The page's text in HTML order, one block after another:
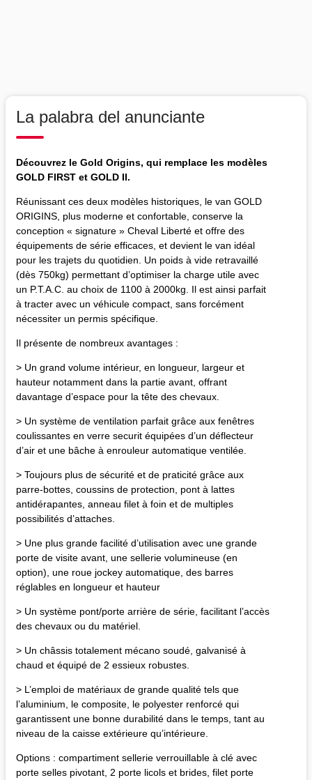
La palabra del anunciante
Découvrez le Gold Origins, qui remplace les modèles
GOLD FIRST et GOLD II.
Réunissant ces deux modèles historiques, le van GOLD
ORIGINS, plus moderne et confortable, conserve la
conception « signature » Cheval Liberté et offre des
équipements de série efficaces, et devient le van idéal
pour les trajets du quotidien. Un poids à vide retravaillé
(dès 750kg) permettant d’optimiser la charge utile avec
un P.T.A.C. au choix de 1100 à 2000kg. Il est ainsi parfait
à tracter avec un véhicule compact, sans forcément
nécessiter un permis spécifique.
Il présente de nombreux avantages :
> Un grand volume intérieur, en longueur, largeur et
hauteur notamment dans la partie avant, offrant
davantage d’espace pour la tête des chevaux.
> Un système de ventilation parfait grâce aux fenêtres
coulissantes en verre securit équipées d’un déflecteur
d’air et une bâche à enrouleur automatique ventilée.
> Toujours plus de sécurité et de praticité grâce aux
parre-bottes, coussins de protection, pont à lattes
antidérapantes, anneau filet à foin et de multiples
possibilités d’attaches.
> Une plus grande facilité d’utilisation avec une grande
porte de visite avant, une sellerie volumineuse (en
option), une roue jockey automatique, des barres
réglables en longueur et hauteur
> Un système pont/porte arrière de série, facilitant l’accès
des chevaux ou du matériel.
> Un châssis totalement mécano soudé, galvanisé à
chaud et équipé de 2 essieux robustes.
> L’emploi de matériaux de grande qualité tels que
l’aluminium, le composite, le polyester renforcé qui
garantissent une bonne durabilité dans le temps, tant au
niveau de la caisse extérieure qu’intérieure.
Options : compartiment sellerie verrouillable à clé avec
porte selles pivotant, 2 porte licols et brides, filet porte